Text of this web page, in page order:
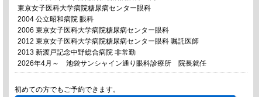
東京女子医科大学病院糖尿病センター眼科
2004 公立昭和病院 眼科
2006 東京女子医科大学病院糖尿病センター眼科
2012 東京女子医科大学病院糖尿病センター眼科 嘱託医師
2013 新渡戸記念中野総合病院 非常勤
2026年4月～ 池袋サンシャイン通り眼科診療所 院長就任
初めての方でもご予約できます。